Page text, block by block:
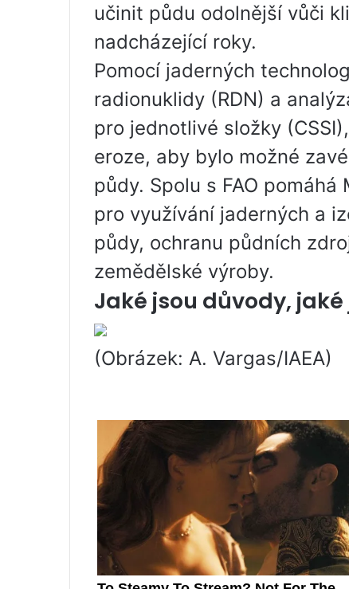
učinit půdu odolnější vůči
nadcházející roky.
Pomocí jaderných
radionuklidy (RDN) a
pro jednotlivé složky
eroze, aby bylo možné
půdy. Spolu s FAO
pro využívání jaderných a
půdy, ochranu půdních
zemědělské výroby.
Jaké jsou důvody,
(Obrázek: A. Vargas/IAEA)